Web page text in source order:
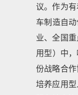
议。作为
车制造自
业、全国
用型）中
份战略合
培养应用